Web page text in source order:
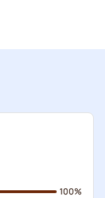
100%